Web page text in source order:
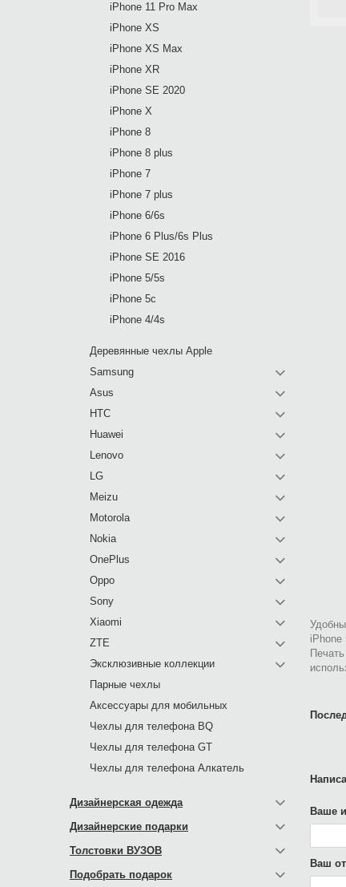
iPhone
Ваше
Ваш
iPhone 11 Pro Max
iPhone XS
iPhone XS Max
iPhone XR
iPhone SE 2020
iPhone X
iPhone 8
iPhone 8 plus
iPhone 7
iPhone 7 plus
iPhone 6/6s
iPhone 6 Plus/6s Plus
iPhone SE 2016
iPhone 5/5s
iPhone 5c
iPhone 4/4s
Деревянные чехлы Apple
Samsung
Asus
HTC
Huawei
Lenovo
LG
Meizu
Motorola
Nokia
OnePlus
Oppo
Sony
Xiaomi
ZTE
Эксклюзивные коллекции
Парные чехлы
Аксессуары для мобильных
Чехлы для телефона BQ
Чехлы для телефона GT
Чехлы для телефона Алкатель
Дизайнерская одежда
Дизайнерские подарки
Толстовки ВУЗОВ
Подобрать подарок